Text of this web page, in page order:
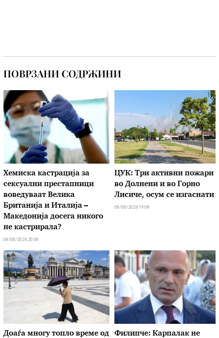
ПОВРЗАНИ СОДРЖИНИ
Хемиска кастрација за
сексуални престапници
воведуваат Велика
Британија и Италија –
Македонија досега никого
не кастрирала?
08/08/2026 20:08
ЦУК: Три активни пожари
во Долнени и во Горно
Лисиче, осум се изгаснати
08/08/2026 19:08
Доаѓа многу топло време од
Филипче: Карпалак не